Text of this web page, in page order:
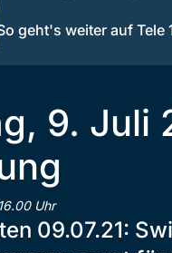
geht's weiter auf Tele
9. Juli
Uhr
09.07.21: